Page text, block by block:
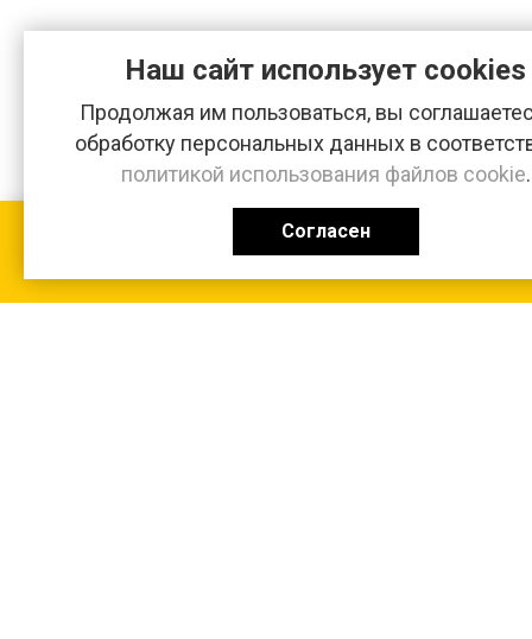
Наш сайт использует cookies
Продолжая им пользоваться, вы
обработку персональных данных в
политикой использования файлов cookie.
Согласен